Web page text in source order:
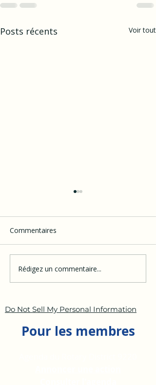
Posts récents Voir tout
Rotary et Rotaract
Clubs de Madagascar :
Commentaires
Rédigez un commentaire...
Do Not Sell My Personal Information
Pour les membres